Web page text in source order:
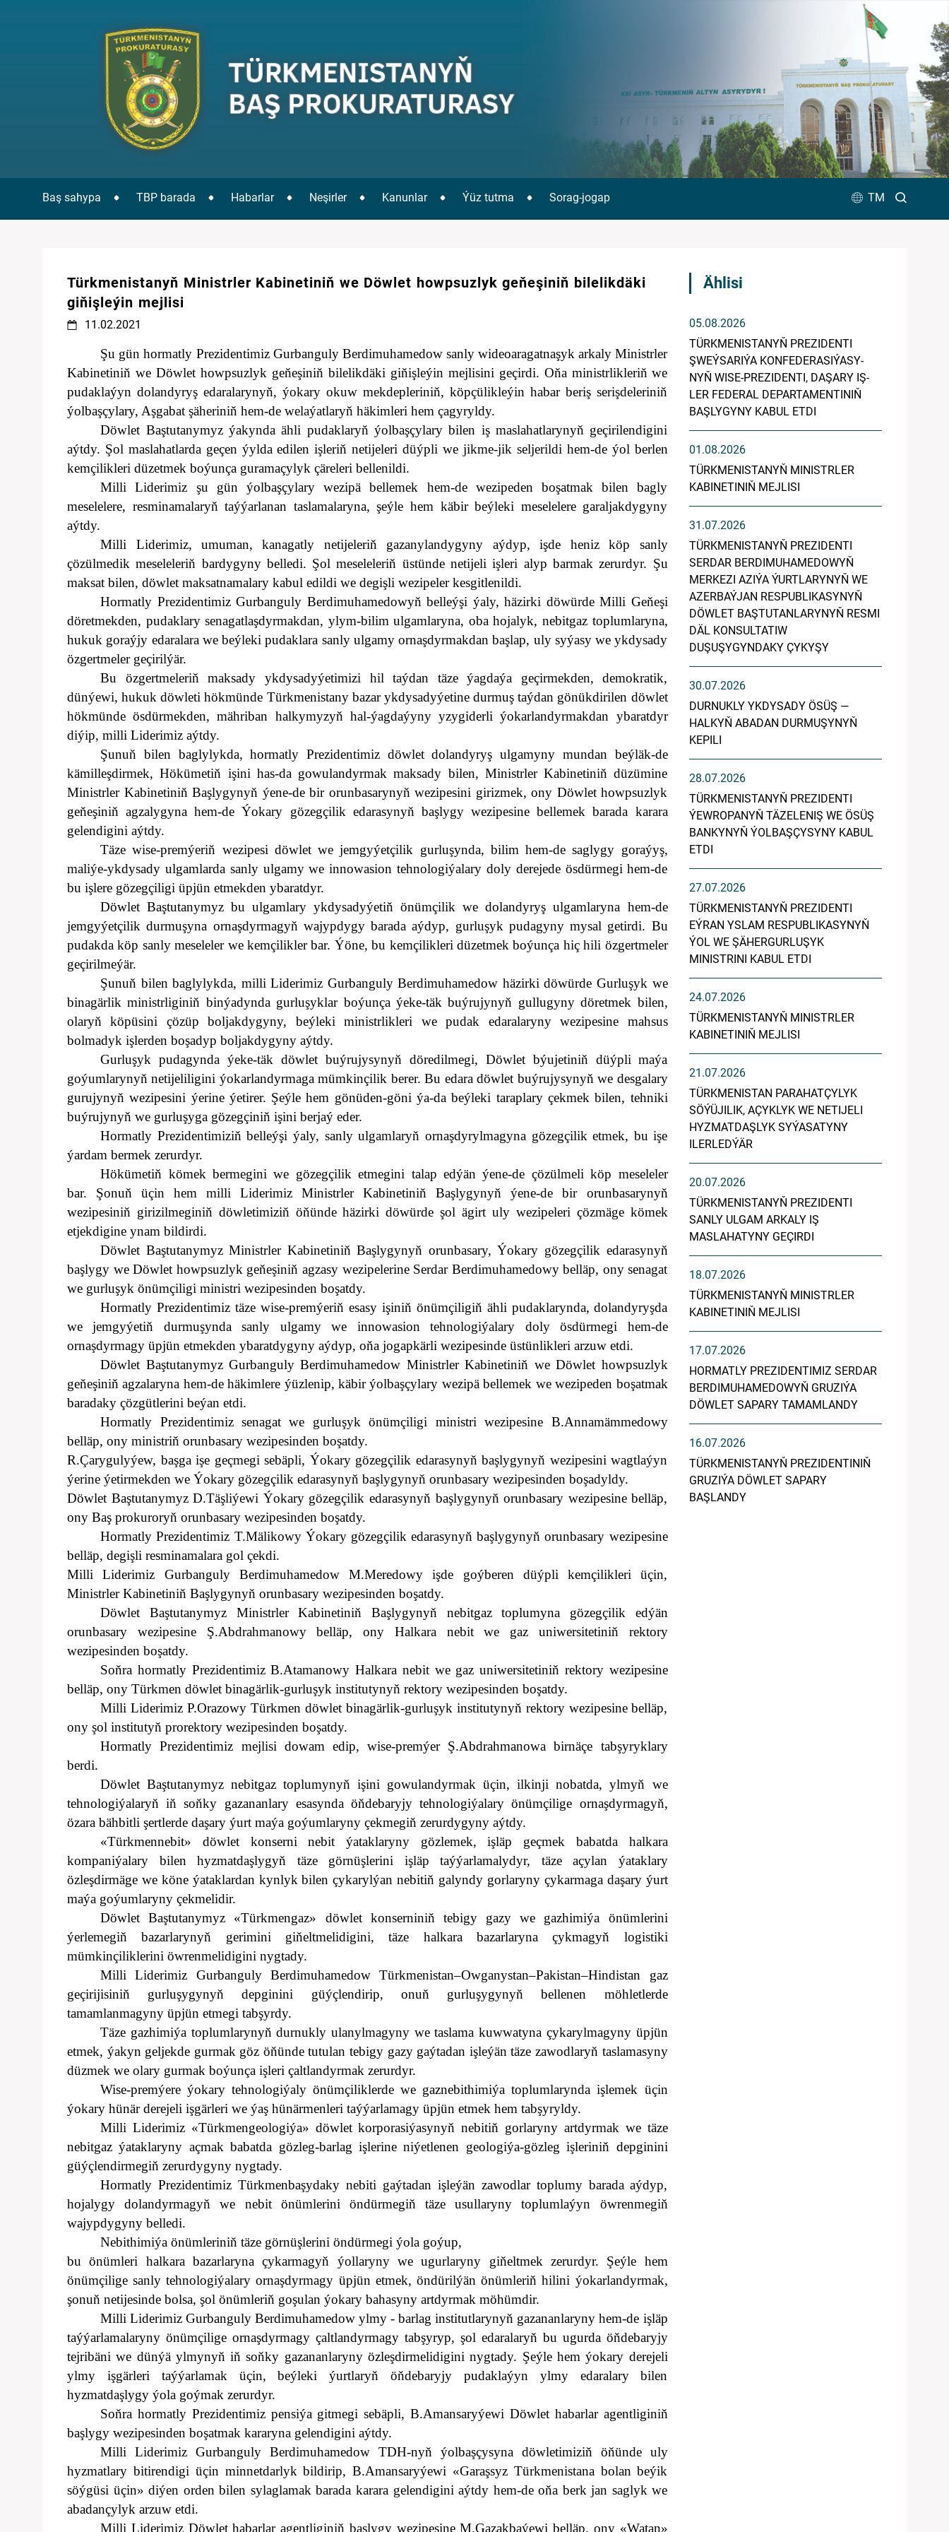
Baş sahypa TBP barada Habarlar Neşirler Kanunlar Ýüz tutma Sorag-jogap TM
Türkmenistanyň Ministrler Kabinetiniň we Döwlet howpsuzlyk geňeşiniň bilelikdäki
giňişleýin mejlisi
11.02.2021
Şu gün hormatly Prezidentimiz Gurbanguly Berdimuhamedow sanly wideoaragatnaşyk arkaly Ministrler
Kabinetiniň we Döwlet howpsuzlyk geňeşiniň bilelikdäki giňişleýin mejlisini geçirdi. Oňa ministrlikleriň we
pudaklaýyn dolandyryş edaralarynyň, ýokary okuw mekdepleriniň, köpçülikleýin habar beriş serişdeleriniň
ýolbaşçylary, Aşgabat şäheriniň hem-de welaýatlaryň häkimleri hem çagyryldy.
Döwlet Baştutanymyz ýakynda ähli pudaklaryň ýolbaşçylary bilen iş maslahatlarynyň geçirilendigini
aýtdy. Şol maslahatlarda geçen ýylda edilen işleriň netijeleri düýpli we jikme-jik seljerildi hem-de ýol berlen
kemçilikleri düzetmek boýunça guramaçylyk çäreleri bellenildi.
Milli Liderimiz şu gün ýolbaşçylary wezipä bellemek hem-de wezipeden boşatmak bilen bagly
meselelere, resminamalaryň taýýarlanan taslamalaryna, şeýle hem käbir beýleki meselelere garaljakdygyny
aýtdy.
Milli Liderimiz, umuman, kanagatly netijeleriň gazanylandygyny aýdyp, işde heniz köp sanly
çözülmedik meseleleriň bardygyny belledi. Şol meseleleriň üstünde netijeli işleri alyp barmak zerurdyr. Şu
maksat bilen, döwlet maksatnamalary kabul edildi we degişli wezipeler kesgitlenildi.
Hormatly Prezidentimiz Gurbanguly Berdimuhamedowyň belleýşi ýaly, häzirki döwürde Milli Geňeşi
döretmekden, pudaklary senagatlaşdyrmakdan, ylym-bilim ulgamlaryna, oba hojalyk, nebitgaz toplumlaryna,
hukuk goraýjy edaralara we beýleki pudaklara sanly ulgamy ornaşdyrmakdan başlap, uly syýasy we ykdysady
özgertmeler geçirilýär.
Bu özgertmeleriň maksady ykdysadyýetimizi hil taýdan täze ýagdaýa geçirmekden, demokratik,
dünýewi, hukuk döwleti hökmünde Türkmenistany bazar ykdysadyýetine durmuş taýdan gönükdirilen döwlet
hökmünde ösdürmekden, mähriban halkymyzyň hal-ýagdaýyny yzygiderli ýokarlandyrmakdan ybaratdyr
diýip, milli Liderimiz aýtdy.
Şunuň bilen baglylykda, hormatly Prezidentimiz döwlet dolandyryş ulgamyny mundan beýläk-de
kämilleşdirmek, Hökümetiň işini has-da gowulandyrmak maksady bilen, Ministrler Kabinetiniň düzümine
Ministrler Kabinetiniň Başlygynyň ýene-de bir orunbasarynyň wezipesini girizmek, ony Döwlet howpsuzlyk
geňeşiniň agzalygyna hem-de Ýokary gözegçilik edarasynyň başlygy wezipesine bellemek barada karara
gelendigini aýtdy.
Täze wise-premýeriň wezipesi döwlet we jemgyýetçilik gurluşynda, bilim hem-de saglygy goraýyş,
maliýe-ykdysady ulgamlarda sanly ulgamy we innowasion tehnologiýalary doly derejede ösdürmegi hem-de
bu işlere gözegçiligi üpjün etmekden ybaratdyr.
Döwlet Baştutanymyz bu ulgamlary ykdysadyýetiň önümçilik we dolandyryş ulgamlaryna hem-de
jemgyýetçilik durmuşyna ornaşdyrmagyň wajypdygy barada aýdyp, gurluşyk pudagyny mysal getirdi. Bu
pudakda köp sanly meseleler we kemçilikler bar. Ýöne, bu kemçilikleri düzetmek boýunça hiç hili özgertmeler
geçirilmeýär.
Şunuň bilen baglylykda, milli Liderimiz Gurbanguly Berdimuhamedow häzirki döwürde Gurluşyk we
binagärlik ministrliginiň binýadynda gurluşyklar boýunça ýeke-täk buýrujynyň gullugyny döretmek bilen,
olaryň köpüsini çözüp boljakdygyny, beýleki ministrlikleri we pudak edaralaryny wezipesine mahsus
bolmadyk işlerden boşadyp boljakdygyny aýtdy.
Gurluşyk pudagynda ýeke-täk döwlet buýrujysynyň döredilmegi, Döwlet býujetiniň düýpli maýa
goýumlarynyň netijeliligini ýokarlandyrmaga mümkinçilik berer.Bu edara döwlet buýrujysynyň we desgalary
gurujynyň wezipesini ýerine ýetirer. Şeýle hem gönüden-göni ýa-da beýleki taraplary çekmek bilen, tehniki
buýrujynyň we gurluşyga gözegçiniň işini berjaý eder.
Hormatly Prezidentimiziň belleýşi ýaly, sanly ulgamlaryň ornaşdyrylmagyna gözegçilik etmek, bu işe
ýardam bermek zerurdyr.
Hökümetiň kömek bermegini we gözegçilik etmegini talap edýän ýene-de çözülmeli köp meseleler
bar. Şonuň üçin hem milli Liderimiz Ministrler Kabinetiniň Başlygynyň ýene-de bir orunbasarynyň
wezipesiniň girizilmeginiň döwletimiziň öňünde häzirki döwürde şol ägirt uly wezipeleri çözmäge kömek
etjekdigine ynam bildirdi.
Döwlet Baştutanymyz Ministrler Kabinetiniň Başlygynyň orunbasary, Ýokary gözegçilik edarasynyň
başlygy we Döwlet howpsuzlyk geňeşiniň agzasy wezipelerine Serdar Berdimuhamedowy belläp, ony senagat
we gurluşyk önümçiligi ministri wezipesinden boşatdy.
Hormatly Prezidentimiz täze wise-premýeriň esasy işiniň önümçiligiň ähli pudaklarynda, dolandyryşda
we jemgyýetiň durmuşynda sanly ulgamy we innowasion tehnologiýalary doly ösdürmegi hem-de
ornaşdyrmagy üpjün etmekden ybaratdygyny aýdyp, oňa jogapkärli wezipesinde üstünlikleri arzuw etdi.
Döwlet Baştutanymyz Gurbanguly Berdimuhamedow Ministrler Kabinetiniň we Döwlet howpsuzlyk
geňeşiniň agzalaryna hem-de häkimlere ýüzlenip, käbir ýolbaşçylary wezipä bellemek we wezipeden boşatmak
baradaky çözgütlerini beýan etdi.
Hormatly Prezidentimiz senagat we gurluşyk önümçiligi ministri wezipesine B.Annamämmedowy
belläp, ony ministriň orunbasary wezipesinden boşatdy.
R.Çarygulyýew, başga işe geçmegi sebäpli, Ýokary gözegçilik edarasynyň başlygynyň wezipesini wagtlaýyn
ýerine ýetirmekden we Ýokary gözegçilik edarasynyň başlygynyň orunbasary wezipesinden boşadyldy.
Döwlet Baştutanymyz D.Täşliýewi Ýokary gözegçilik edarasynyň başlygynyň orunbasary wezipesine belläp,
ony Baş prokuroryň orunbasary wezipesinden boşatdy.
Hormatly Prezidentimiz T.Mälikowy Ýokary gözegçilik edarasynyň başlygynyň orunbasary wezipesine
belläp, degişli resminamalara gol çekdi.
Milli Liderimiz Gurbanguly Berdimuhamedow M.Meredowy işde goýberen düýpli kemçilikleri üçin,
Ministrler Kabinetiniň Başlygynyň orunbasary wezipesinden boşatdy.
Döwlet Baştutanymyz Ministrler Kabinetiniň Başlygynyň nebitgaz toplumyna gözegçilik edýän
orunbasary wezipesine Ş.Abdrahmanowy belläp, ony Halkara nebit we gaz uniwersitetiniň rektory
wezipesinden boşatdy.
Soňra hormatly Prezidentimiz B.Atamanowy Halkara nebit we gaz uniwersitetiniň rektory wezipesine
belläp, ony Türkmen döwlet binagärlik-gurluşyk institutynyň rektory wezipesinden boşatdy.
Milli Liderimiz P.Orazowy Türkmen döwlet binagärlik-gurluşyk institutynyň rektory wezipesine belläp,
ony şol institutyň prorektory wezipesinden boşatdy.
Hormatly Prezidentimiz mejlisi dowam edip, wise-premýer Ş.Abdrahmanowa birnäçe tabşyryklary
berdi.
Döwlet Baştutanymyz nebitgaz toplumynyň işini gowulandyrmak üçin, ilkinji nobatda, ylmyň we
tehnologiýalaryň iň soňky gazananlary esasynda öňdebaryjy tehnologiýalary önümçilige ornaşdyrmagyň,
özara bähbitli şertlerde daşary ýurt maýa goýumlaryny çekmegiň zerurdygyny aýtdy.
«Türkmennebit» döwlet konserni nebit ýataklaryny gözlemek, işläp geçmek babatda halkara
kompaniýalary bilen hyzmatdaşlygyň täze görnüşlerini işläp taýýarlamalydyr, täze açylan ýataklary
özleşdirmäge we köne ýataklardan kynlyk bilen çykarylýan nebitiň galyndy gorlaryny çykarmaga daşary ýurt
maýa goýumlaryny çekmelidir.
Döwlet Baştutanymyz «Türkmengaz» döwlet konserniniň tebigy gazy we gazhimiýa önümlerini
ýerlemegiň bazarlarynyň gerimini giňeltmelidigini, täze halkara bazarlaryna çykmagyň logistiki
mümkinçiliklerini öwrenmelidigini nygtady.
Milli Liderimiz Gurbanguly Berdimuhamedow Türkmenistan–Owganystan–Pakistan–Hindistan gaz
geçirijisiniň gurluşygynyň depginini güýçlendirip, onuň gurluşygynyň bellenen möhletlerde
tamamlanmagyny üpjün etmegi tabşyrdy.
Täze gazhimiýa toplumlarynyň durnukly ulanylmagyny we taslama kuwwatyna çykarylmagyny üpjün
etmek, ýakyn geljekde gurmak göz öňünde tutulan tebigy gazy gaýtadan işleýän täze zawodlaryň taslamasyny
düzmek we olary gurmak boýunça işleri çaltlandyrmak zerurdyr.
Wise-premýere ýokary tehnologiýaly önümçiliklerde we gaznebithimiýa toplumlarynda işlemek üçin
ýokary hünär derejeli işgärleri we ýaş hünärmenleri taýýarlamagy üpjün etmek hem tabşyryldy.
Milli Liderimiz «Türkmengeologiýa» döwlet korporasiýasynyň nebitiň gorlaryny artdyrmak we täze
nebitgaz ýataklaryny açmak babatda gözleg-barlag işlerine niýetlenen geologiýa-gözleg işleriniň depginini
güýçlendirmegiň zerurdygyny nygtady.
Hormatly Prezidentimiz Türkmenbaşydaky nebiti gaýtadan işleýän zawodlar toplumy barada aýdyp,
hojalygy dolandyrmagyň we nebit önümlerini öndürmegiň täze usullaryny toplumlaýyn öwrenmegiň
wajypdygyny belledi.
Nebithimiýa önümleriniň täze görnüşlerini öndürmegi ýola goýup,
bu önümleri halkara bazarlaryna çykarmagyň ýollaryny we ugurlaryny giňeltmek zerurdyr. Şeýle hem
önümçilige sanly tehnologiýalary ornaşdyrmagy üpjün etmek, öndürilýän önümleriň hilini ýokarlandyrmak,
şonuň netijesinde bolsa, şol önümleriň goşulan ýokary bahasyny artdyrmak möhümdir.
Milli Liderimiz Gurbanguly Berdimuhamedow ylmy - barlag institutlarynyň gazananlaryny hem-de işläp
taýýarlamalaryny önümçilige ornaşdyrmagy çaltlandyrmagy tabşyryp, şol edaralaryň bu ugurda öňdebaryjy
tejribäni we dünýä ylmynyň iň soňky gazananlaryny özleşdirmelidigini nygtady. Şeýle hem ýokary derejeli
ylmy işgärleri taýýarlamak üçin, beýleki ýurtlaryň öňdebaryjy pudaklaýyn ylmy edaralary bilen
hyzmatdaşlygy ýola goýmak zerurdyr.
Soňra hormatly Prezidentimiz pensiýa gitmegi sebäpli, B.Amansaryýewi Döwlet habarlar agentliginiň
başlygy wezipesinden boşatmak kararyna gelendigini aýtdy.
Milli Liderimiz Gurbanguly Berdimuhamedow TDH-nyň ýolbaşçysyna döwletimiziň öňünde uly
hyzmatlary bitirendigi üçin minnetdarlyk bildirip, B.Amansaryýewi «Garaşsyz Türkmenistana bolan beýik
söýgüsi üçin» diýen orden bilen sylaglamak barada karara gelendigini aýtdy hem-de oňa berk jan saglyk we
abadançylyk arzuw etdi.
Milli Liderimiz Döwlet habarlar agentliginiň başlygy wezipesine M.Gazakbaýewi belläp, ony «Watan»
Ählisi
05.08.2026
TÜRK­ME­NIS­TA­NYŇ PREZIDENTI
ŞWEÝ­SA­RI­ÝA KON­FE­DE­RA­SI­ÝA­SY­
NYŇ WI­SE-PREZIDENTI, DA­ŞA­RY IŞ­
LER FE­DE­RAL DE­PAR­TA­MEN­TI­NIŇ
BAŞ­LY­GY­NY KA­BUL ET­DI
01.08.2026
TÜRKMENISTANYŇ MINISTRLER
KABINETINIŇ MEJLISI
31.07.2026
TÜRKMENISTANYŇ PREZIDENTI
SERDAR BERDIMUHAMEDOWYŇ
MERKEZI AZIÝA ÝURTLARYNYŇ WE
AZERBAÝJAN RESPUBLIKASYNYŇ
DÖWLET BAŞTUTANLARYNYŇ RESMI
DÄL KONSULTATIW
DUŞUŞYGYNDAKY ÇYKYŞY
30.07.2026
DURNUKLY YKDYSADY ÖSÜŞ —
HALKYŇ ABADAN DURMUŞYNYŇ
KEPILI
28.07.2026
TÜRKMENISTANYŇ PREZIDENTI
ÝEWROPANYŇ TÄZELENIŞ WE ÖSÜŞ
BANKYNYŇ ÝOLBAŞÇYSYNY KABUL
ETDI
27.07.2026
TÜRKMENISTANYŇ PREZIDENTI
EÝRAN YSLAM RESPUBLIKASYNYŇ
ÝOL WE ŞÄHERGURLUŞYK
MINISTRINI KABUL ETDI
24.07.2026
TÜRKMENISTANYŇ MINISTRLER
KABINETINIŇ MEJLISI
21.07.2026
TÜRKMENISTAN PARAHATÇYLYK
SÖÝÜJILIK, AÇYKLYK WE NETIJELI
HYZMATDAŞLYK SYÝASATYNY
ILERLEDÝÄR
20.07.2026
TÜRKMENISTANYŇ PREZIDENTI
SANLY ULGAM ARKALY IŞ
MASLAHATYNY GEÇIRDI
18.07.2026
TÜRKMENISTANYŇ MINISTRLER
KABINETINIŇ MEJLISI
17.07.2026
HORMATLY PREZIDENTIMIZ SERDAR
BERDIMUHAMEDOWYŇ GRUZIÝA
DÖWLET SAPARY TAMAMLANDY
16.07.2026
TÜRKMENISTANYŇ PREZIDENTINIŇ
GRUZIÝA DÖWLET SAPARY
BAŞLANDY